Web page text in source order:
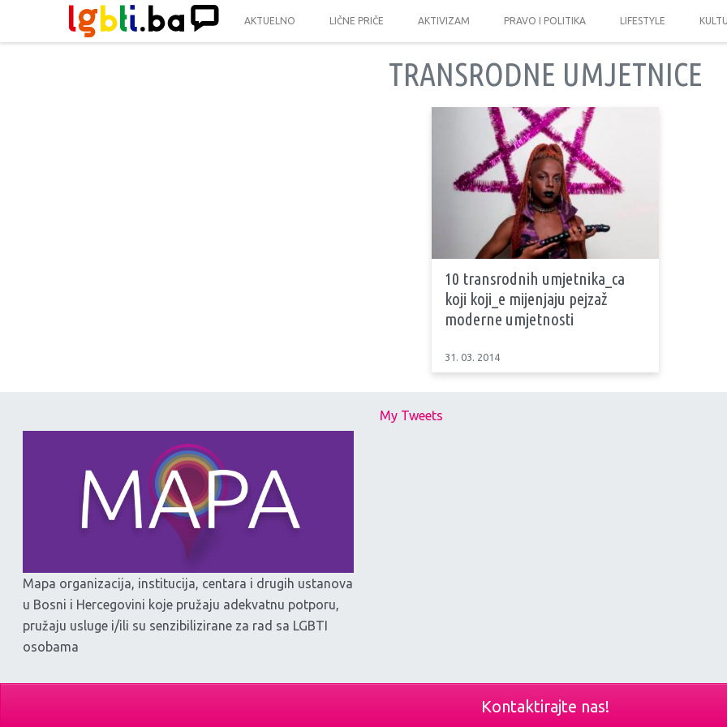
AKTUELNO LIČNE PRIČE AKTIVIZAM PRAVO I POLITIKA LIFESTYLE
TRANSRODNE UMJETNICE
10 transrodnih umjetnika_ca
koji koji_e mijenjaju pejzaž
moderne umjetnosti
31. 03. 2014
Mapa organizacija, institucija, centara i drugih ustanova
u Bosni i Hercegovini koje pružaju adekvatnu potporu,
pružaju usluge i/ili su senzibilizirane za rad sa LGBTI
osobama
My Tweets
Kontaktirajte nas!